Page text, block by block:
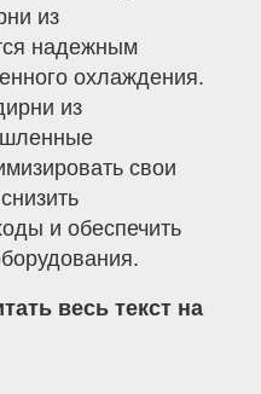
из
надежным
охлаждения.
из
свои
и обеспечить
весь текст на